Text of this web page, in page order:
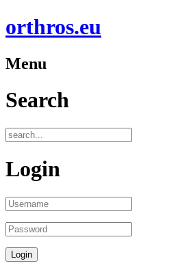
orthros.eu
Menu
Search
Login